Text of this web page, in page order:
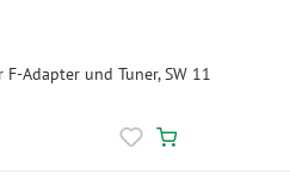
Adapter und Tuner, SW 11